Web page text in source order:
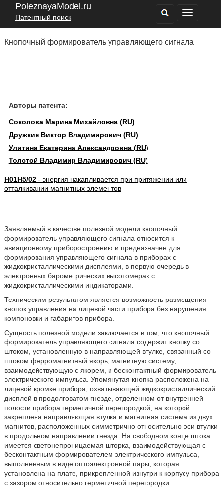
PoleznayaModel.ru
Патентный поиск
Кнопочный формирователь управляющего сигнала
Авторы патента:
Соколова Марина Михайловна (RU)
Дружкин Виктор Владимирович (RU)
Улитина Екатерина Александровна (RU)
Толстой Владимир Владимирович (RU)
H01H5/02- энергия накапливается при притяжении или
отталкивании магнитных элементов
Заявляемый в качестве полезной модели кнопочный
формирователь управляющего сигнала относится к
авиационному приборостроению и предназначен для
формирования управляющего сигнала в приборах с
жидкокристаллическими дисплеями, в первую очередь в
электронных барометрических высотомерах с
жидкокристаллическими индикаторами.
Техническим результатом является возможность размещения
кнопок управления на лицевой части прибора без нарушения
компоновки и габаритов прибора.
Сущность полезной модели заключается в том, что кнопочный
формирователь управляющего сигнала содержит кнопку со
штоком, установленную в направляющей втулке, связанный со
штоком ферромагнитный якорь, магнитную систему,
взаимодействующую с якорем, и бесконтактный формирователь
электрического импульса. Упомянутая кнопка расположена на
лицевой кромке прибора, охватывающей жидкокристаллический
дисплей в продолговатом гнезде, отделенном от внутренней
полости прибора герметичной перегородкой, на которой
закреплена направляющая втулка и магнитная система из двух
магнитов, расположенных симметрично относительно оси втулки
в продольном направлении гнезда. На свободном конце штока
имеется светонепроницаемая шторка, взаимодействующая с
бесконтактным формирователем электрического импульса,
выполненным в виде оптоэлектронной пары, которая
установлена на плате, прикрепленной изнутри к корпусу прибора
с зазором относительно герметичной перегородки.